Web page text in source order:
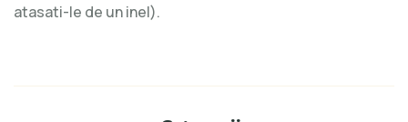
atasati-le de un inel).